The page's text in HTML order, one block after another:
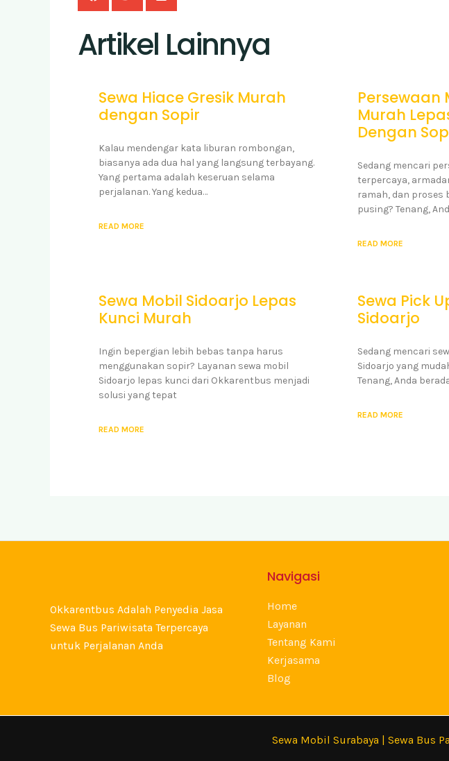
Artikel Lainnya
Sewa Hiace Gresik Murah
dengan Sopir
Kalau mendengar kata liburan rombongan,
biasanya ada dua hal yang langsung terbayang.
Yang pertama adalah keseruan selama
perjalanan. Yang kedua…
READ MORE
Persewaan
Murah
Dengan
Sedang mencari
terpercaya,
ramah, dan proses
pusing? Tenang,
READ MORE
Sewa Mobil Sidoarjo Lepas
Kunci Murah
Ingin bepergian lebih bebas tanpa harus
menggunakan sopir? Layanan sewa mobil
Sidoarjo lepas kunci dari Okkarentbus menjadi
solusi yang tepat
READ MORE
Sewa Pick
Sidoarjo
Sedang mencari
Sidoarjo yang
Tenang, Anda
READ MORE
Okkarentbus Adalah Penyedia Jasa
Sewa Bus Pariwisata Terpercaya
untuk Perjalanan Anda
Navigasi
Home
Layanan
Tentang Kami
Kerjasama
Blog
Sewa Mobil Surabaya Sewa Bus